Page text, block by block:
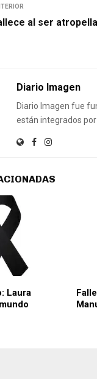
al ser
Diario Imagen
Diario Imagen fue
están integrados
Laura